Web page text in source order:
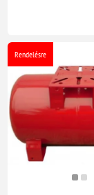
Rendelésre